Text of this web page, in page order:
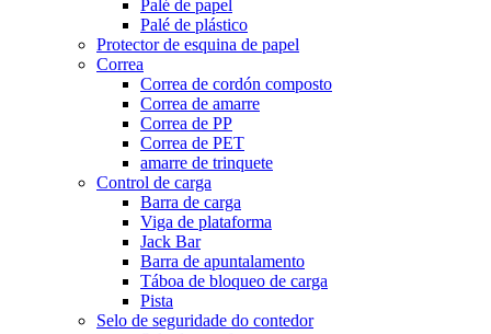
Palé de papel
Palé de plástico
Protector de esquina de papel
Correa
Correa de cordón composto
Correa de amarre
Correa de PP
Correa de PET
amarre de trinquete
Control de carga
Barra de carga
Viga de plataforma
Jack Bar
Barra de apuntalamento
Táboa de bloqueo de carga
Pista
Selo de seguridade do contedor